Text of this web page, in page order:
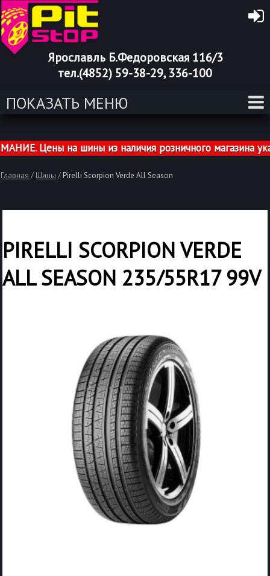
Ярославль Б.Федоровская 116/3
тел.(4852) 59-38-29, 336-100
ПОКАЗАТЬ МЕНЮ
Цены на шины из наличия розничного магазина
Главная / Шины / Pirelli Scorpion Verde All Season
PIRELLI SCORPION VERDE
ALL SEASON 235/55R17 99V